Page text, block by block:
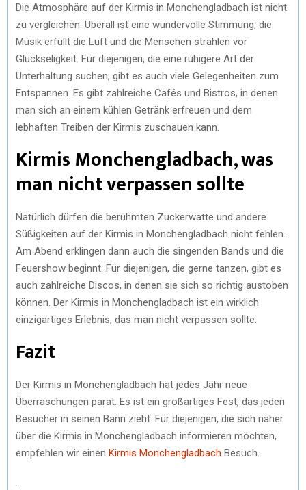
Die Atmosphäre auf der Kirmis in Monchengladbach ist nicht
zu vergleichen. Überall ist eine wundervolle Stimmung, die
Musik erfüllt die Luft und die Menschen strahlen vor
Glückseligkeit. Für diejenigen, die eine ruhigere Art der
Unterhaltung suchen, gibt es auch viele Gelegenheiten zum
Entspannen. Es gibt zahlreiche Cafés und Bistros, in denen
man sich an einem kühlen Getränk erfreuen und dem
lebhaften Treiben der Kirmis zuschauen kann.
Kirmis Monchengladbach, was
man nicht verpassen sollte
Natürlich dürfen die berühmten Zuckerwatte und andere
Süßigkeiten auf der Kirmis in Monchengladbach nicht fehlen.
Am Abend erklingen dann auch die singenden Bands und die
Feuershow beginnt. Für diejenigen, die gerne tanzen, gibt es
auch zahlreiche Discos, in denen sie sich so richtig austoben
können. Der Kirmis in Monchengladbach ist ein wirklich
einzigartiges Erlebnis, das man nicht verpassen sollte.
Fazit
Der Kirmis in Monchengladbach hat jedes Jahr neue
Überraschungen parat. Es ist ein großartiges Fest, das jeden
Besucher in seinen Bann zieht. Für diejenigen, die sich näher
über die Kirmis in Monchengladbach informieren möchten,
empfehlen wir einen Kirmis Monchengladbach Besuch.